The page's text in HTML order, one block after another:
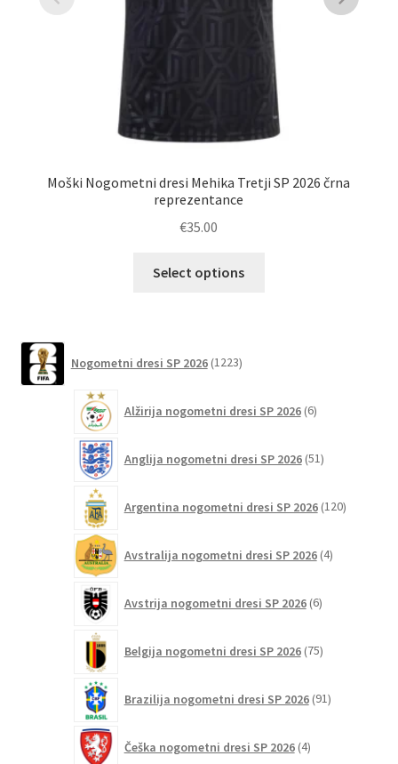
Moški Nogometni dresi Mehika Tretji SP 2026 črna
reprezentance
€35.00
Select options
izberete
strani
Nogometni dresi SP 2026 1223izdelkov
Alžirija nogometni dresi SP 2026 6izdelkov
Anglija nogometni dresi SP 2026 51izdelkov
Argentina nogometni dresi SP 2026 120izdelkov
Avstralija nogometni dresi SP 2026 4izdelki
Avstrija nogometni dresi SP 2026 6izdelkov
Belgija nogometni dresi SP 2026 75izdelkov
Brazilija nogometni dresi SP 2026 91izdelkov
Češka nogometni dresi SP 2026 4izdelki